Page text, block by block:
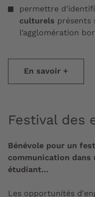
permettre
culturels présents
l’agglomération
En savoir +
Festival des
Bénévole pour un
communication dans
étudiant…
Les opportunités